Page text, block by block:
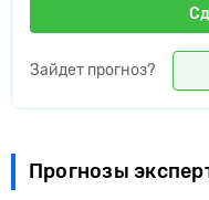
Зайдет прогноз?
Прогнозы